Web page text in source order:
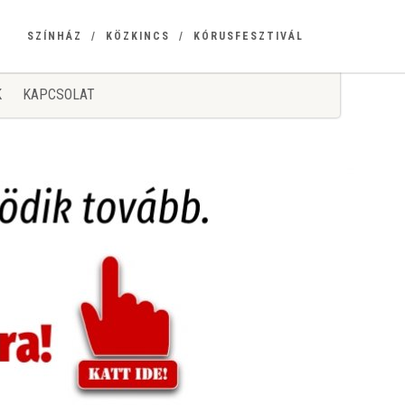
SZÍNHÁZ KÖZKINCS KÓRUSFESZTIVÁL
KAPCSOLAT